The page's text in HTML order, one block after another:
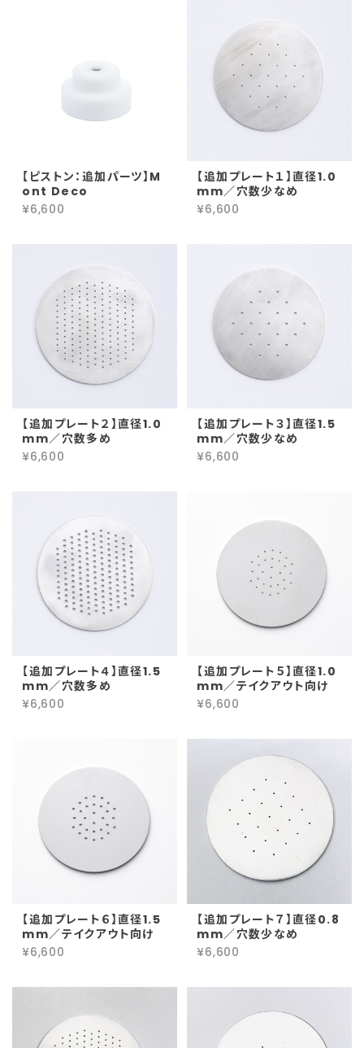
【ピストン：追加パーツ】M
ont Deco
¥6,600
【追加プレート１】直径1.0
mm／穴数少なめ
¥6,600
【追加プレート２】直径1.0
mm／穴数多め
¥6,600
【追加プレート３】直径1.5
mm／穴数少なめ
¥6,600
【追加プレート４】直径1.5
mm／穴数多め
¥6,600
【追加プレート５】直径1.0
mm／テイクアウト向け
¥6,600
【追加プレート６】直径1.5
mm／テイクアウト向け
¥6,600
【追加プレート７】直径0.8
mm／穴数少なめ
¥6,600